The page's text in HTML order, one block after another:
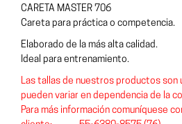
CARETA MASTER 706
Careta para práctica o competencia.
Elaborado de la más alta calidad.
Ideal para entrenamiento.
Las tallas de nuestros productos son
pueden variar en dependencia de la
Para más información comuníquese